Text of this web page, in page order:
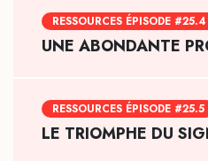
RESSOURCES ÉPISODE #25.4
UNE ABONDANTE
RESSOURCES ÉPISODE #25.5
LE TRIOMPHE DU